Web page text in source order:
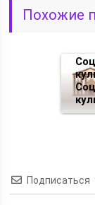
Похожие
Подписаться